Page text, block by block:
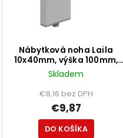
Nábytková noha Laila
10x40mm, výška 100mm,
elox aluminium
Skladem
€8,16 bez DPH
€9,87
DO KOŠÍKA